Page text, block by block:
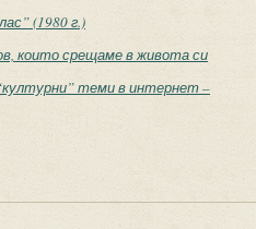
(1980 г.)
които срещаме в живота си
теми в интернет –